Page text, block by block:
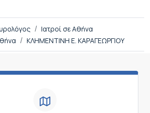
Ιατροί σε Αθήνα
ΚΛΗΜΕΝΤΙΝΗ Ε. ΚΑΡΑΓΕΩΡΓΙΟΥ